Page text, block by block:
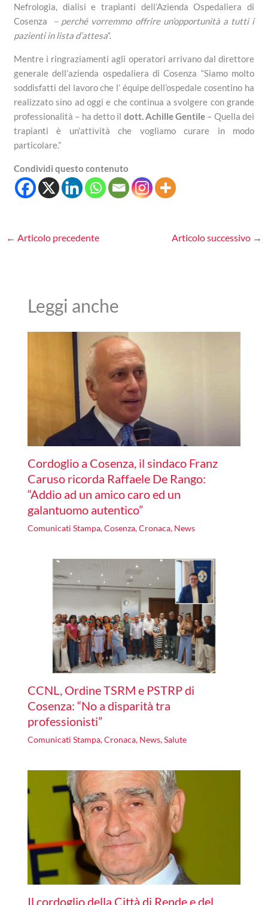
Nefrologia, dialisi e trapianti dell’Azienda Ospedaliera di
Cosenza – perché vorremmo offrire un’opportunità a tutti i
pazienti in lista d’attesa“.
Mentre i ringraziamenti agli operatori arrivano dal direttore
generale dell’azienda ospedaliera di Cosenza “Siamo molto
soddisfatti del lavoro che l’ équipe dell’ospedale cosentino ha
realizzato sino ad oggi e che continua a svolgere con grande
professionalità – ha detto il dott. Achille Gentile – Quella dei
trapianti è un’attività che vogliamo curare in modo
particolare.”
Condividi questo contenuto
← Articolo precedente Articolo successivo →
Leggi anche
Cordoglio a Cosenza, il sindaco Franz
Caruso ricorda Raffaele De Rango:
“Addio ad un amico caro ed un
galantuomo autentico”
Comunicati Stampa,Cosenza,Cronaca, News
CCNL, Ordine TSRM e PSTRP di
Cosenza: “No a disparità tra
professionisti”
Comunicati Stampa,Cronaca, News,Salute
Il cordoglio della Città di Rende e del